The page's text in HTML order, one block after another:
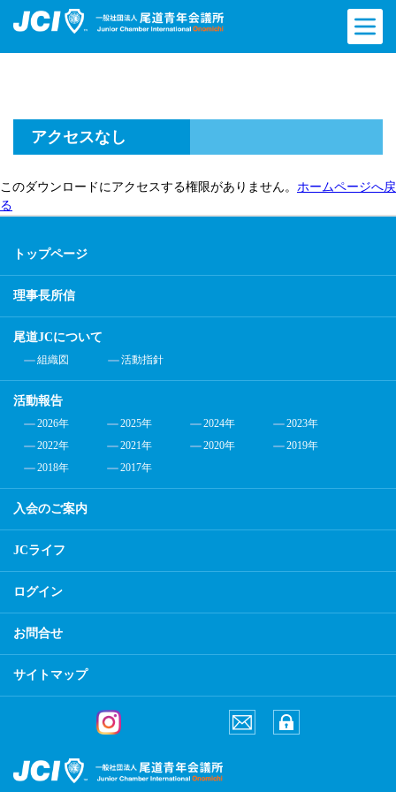
アクセスなし
このダウンロードにアクセスする権限がありません。 ホームページへ戻
る
トップページ
理事長所信
尾道JCについて
組織図 活動指針
活動報告
2026年 2025年 2024年
2023年
2022年
2021年 2020年
2019年
2018年
2017年
入会のご案内
JCライフ
ログイン
お問合せ
サイトマップ